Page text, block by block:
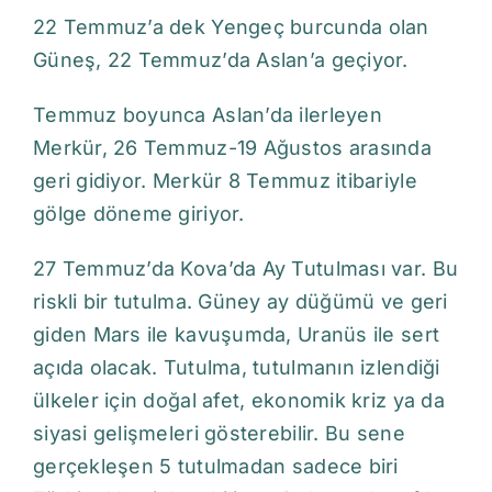
22 Temmuz’a dek Yengeç burcunda olan
Güneş, 22 Temmuz’da Aslan’a geçiyor.
Temmuz boyunca Aslan’da ilerleyen
Merkür, 26 Temmuz-19 Ağustos arasında
geri gidiyor. Merkür 8 Temmuz itibariyle
gölge döneme giriyor.
27 Temmuz’da Kova’da Ay Tutulması var. Bu
riskli bir tutulma. Güney ay düğümü ve geri
giden Mars ile kavuşumda, Uranüs ile sert
açıda olacak. Tutulma, tutulmanın izlendiği
ülkeler için doğal afet, ekonomik kriz ya da
siyasi gelişmeleri gösterebilir. Bu sene
gerçekleşen 5 tutulmadan sadece biri